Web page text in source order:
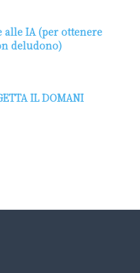
alle IA (per ottenere
deludono)
IL DOMANI